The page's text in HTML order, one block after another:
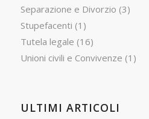
Separazione e Divorzio (3)
Stupefacenti (1)
Tutela legale (16)
Unioni civili e Convivenze (1)
ULTIMI ARTICOLI